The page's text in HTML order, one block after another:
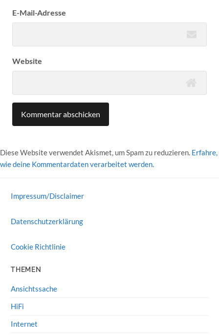
E-Mail-Adresse
Website
Diese Website verwendet Akismet, um Spam zu reduzieren. Erfahre,
wie deine Kommentardaten verarbeitet werden.
Impressum/Disclaimer
Datenschutzerklärung
Cookie Richtlinie
THEMEN
Ansichtssache
HiFi
Internet